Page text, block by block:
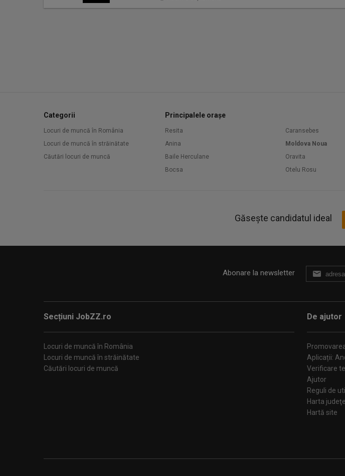
Categorii
Locuri de muncă în România
Locuri de muncă în străinătate
Căutări locuri de muncă
Principalele orașe
Resita
Anina
Baile Herculane
Bocsa
Caransebes
Moldova Noua
Oravita
Otelu Rosu
Găsește candidatul ideal
Abonare la newsletter
Secțiuni JobZZ.ro
Locuri de muncă în România
Locuri de muncă în străinătate
Căutări locuri de muncă
De ajutor
Aplicații:
Verificare
Ajutor
Reguli de
Harta
Hartă site